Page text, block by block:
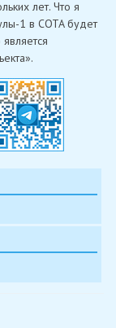
лет. Что я
1 в COTA будет